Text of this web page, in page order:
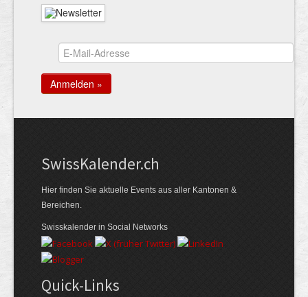
Swiss­Kalender.ch
Hier finden Sie aktuelle Events aus aller Kantonen &
Bereichen.
Swisskalender in Social Networks
Quick-Links